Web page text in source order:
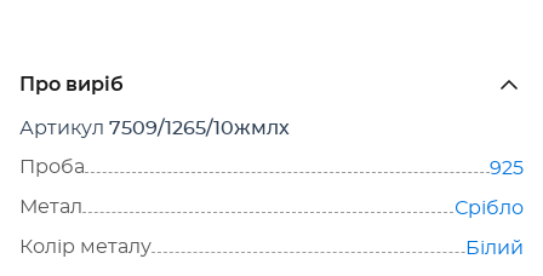
Про виріб
Артикул 7509/1265/10жмлх
Проба
925
Метал
Срібло
Колір металу
Білий